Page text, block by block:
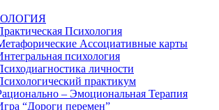
Психология
Ассоциативные карты
психология
личности
практикум
– Эмоциональная Терапия
“Дороги перемен”